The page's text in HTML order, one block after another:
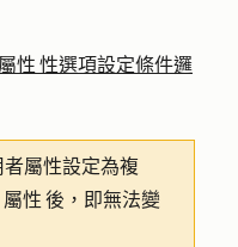
性 性選項設定條件邏
屬性設定為複
性 後，即無法變